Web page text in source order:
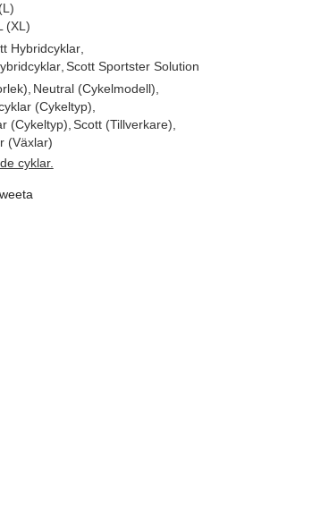
(XL)
Hybridcyklar,
, Scott Sportster Solution
Neutral (Cykelmodell)
(Cykeltyp)
(Cykeltyp) Scott (Tillverkare)
(Växlar)
cyklar.